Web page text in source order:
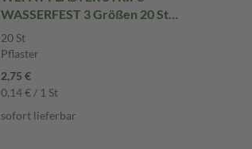
WASSERFEST 3 Größen 20 St
Pflaster
20 St
Pflaster
2,75 €
0,14 € / 1 St
sofort lieferbar